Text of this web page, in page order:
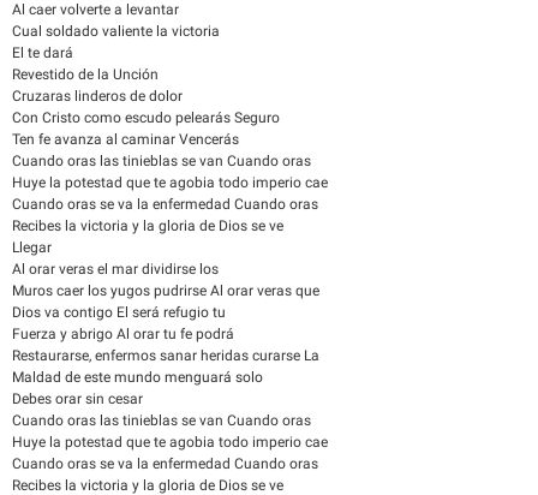
Al caer volverte a levantar
Cual soldado valiente la victoria
El te dará
Revestido de la Unción
Cruzaras linderos de dolor
Con Cristo como escudo pelearás Seguro
Ten fe avanza al caminar Vencerás
Cuando oras las tinieblas se van Cuando oras
Huye la potestad que te agobia todo imperio cae
Cuando oras se va la enfermedad Cuando oras
Recibes la victoria y la gloria de Dios se ve
Llegar
Al orar veras el mar dividirse los
Muros caer los yugos pudrirse Al orar veras que
Dios va contigo El será refugio tu
Fuerza y abrigo Al orar tu fe podrá
Restaurarse, enfermos sanar heridas curarse La
Maldad de este mundo menguará solo
Debes orar sin cesar
Cuando oras las tinieblas se van Cuando oras
Huye la potestad que te agobia todo imperio cae
Cuando oras se va la enfermedad Cuando oras
Recibes la victoria y la gloria de Dios se ve